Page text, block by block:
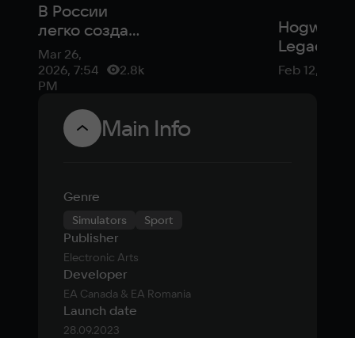
VK Play
В России
легко создать
аналог FIFA —
в этом
уверен
депутат
Госдумы
Mar 26,
2026, 7:54
PM
2.8k
Hogwarts
Legacy
заняла
Feb 12, 2024
Main Info
Genre
Simulators Sport
Publisher
Electronic Arts
Developer
EA Canada & EA Romania
Launch date
28.09.2023